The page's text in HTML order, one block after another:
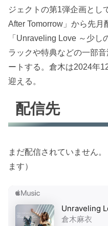
ジェクトの第1弾企画とし
After Tomorrow」から先月
「Unraveling Love ～少し
ラックや特典などの一部
ートする。倉木は2024年
迎える。
配信先
まだ配信されていません
ます）